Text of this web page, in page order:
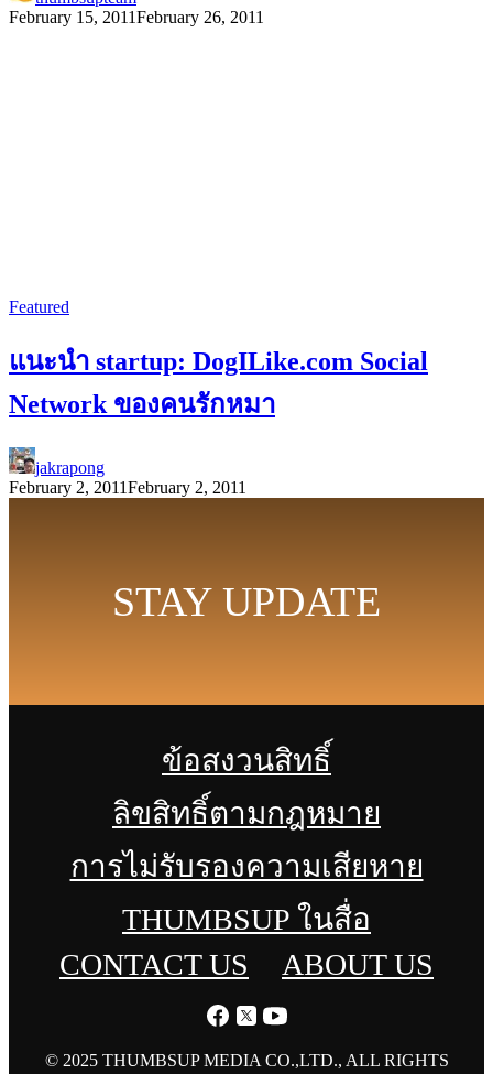
February 15, 2011February 26, 2011
Featured
แนะนำ startup: DogILike.com Social
Network ของคนรักหมา
jakrapong
February 2, 2011February 2, 2011
STAY UPDATE
ข้อสงวนสิทธิ์
ลิขสิทธิ์ตามกฎหมาย
การไม่รับรองความเสียหาย
THUMBSUP ในสื่อ
CONTACT US
ABOUT US
© 2025 THUMBSUP MEDIA CO.,LTD., ALL RIGHTS